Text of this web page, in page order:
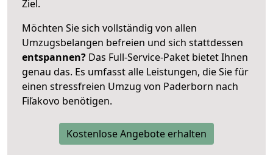
Ziel.
Möchten Sie sich vollständig von allen
Umzugsbelangen befreien und sich stattdessen
entspannen? Das Full-Service-Paket bietet Ihnen
genau das. Es umfasst alle Leistungen, die Sie für
einen stressfreien Umzug von Paderborn nach
Fiľakovo benötigen.
Kostenlose Angebote erhalten